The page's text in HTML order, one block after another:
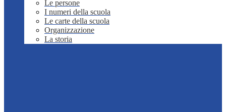
Le persone
I numeri della scuola
Le carte della scuola
Organizzazione
La storia